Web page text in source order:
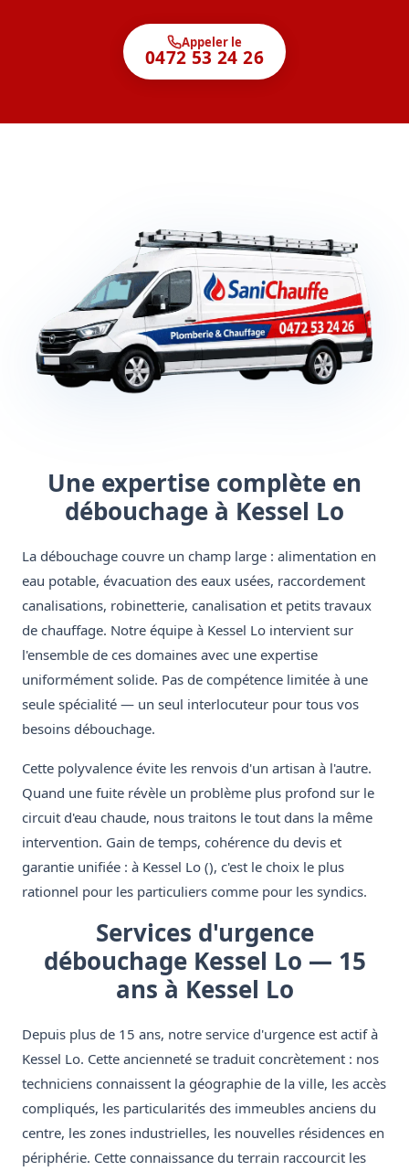
Appeler le
0472 53 24 26
Une expertise complète en
débouchage à Kessel Lo
La débouchage couvre un champ large : alimentation en
eau potable, évacuation des eaux usées, raccordement
canalisations, robinetterie, canalisation et petits travaux
de chauffage. Notre équipe à Kessel Lo intervient sur
l'ensemble de ces domaines avec une expertise
uniformément solide. Pas de compétence limitée à une
seule spécialité — un seul interlocuteur pour tous vos
besoins débouchage.
Cette polyvalence évite les renvois d'un artisan à l'autre.
Quand une fuite révèle un problème plus profond sur le
circuit d'eau chaude, nous traitons le tout dans la même
intervention. Gain de temps, cohérence du devis et
garantie unifiée : à Kessel Lo (), c'est le choix le plus
rationnel pour les particuliers comme pour les syndics.
Services d'urgence
débouchage Kessel Lo — 15
ans à Kessel Lo
Depuis plus de 15 ans, notre service d'urgence est actif à
Kessel Lo. Cette ancienneté se traduit concrètement : nos
techniciens connaissent la géographie de la ville, les accès
compliqués, les particularités des immeubles anciens du
centre, les zones industrielles, les nouvelles résidences en
périphérie. Cette connaissance du terrain raccourcit les